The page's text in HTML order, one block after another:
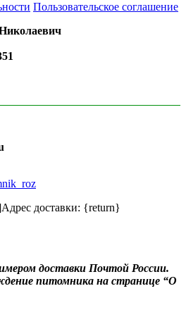
Пользовательское соглашение
доставки: {return}
доставки Почтой России.
питомника на странице “О